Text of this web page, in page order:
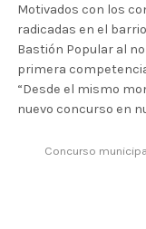
Motivados con los
radicadas en el
Bastión Popular al
primera
“Desde el mismo
nuevo concurso en
Concurso